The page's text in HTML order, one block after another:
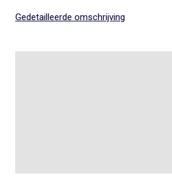
Gedetailleerde omschrijving